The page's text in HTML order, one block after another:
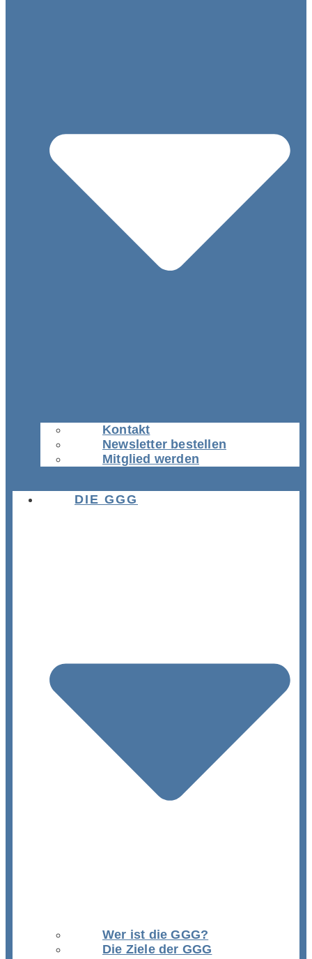
Kontakt
Newsletter bestellen
Mitglied werden
DIE GGG
Wer ist die GGG?
Die Ziele der GGG